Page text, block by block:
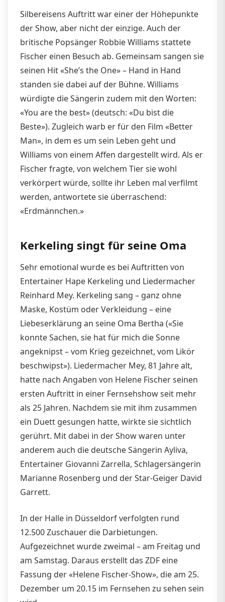
Silbereisens Auftritt war einer der Höhepunkte
der Show, aber nicht der einzige. Auch der
britische Popsänger Robbie Williams stattete
Fischer einen Besuch ab. Gemeinsam sangen sie
seinen Hit «She’s the One» – Hand in Hand
standen sie dabei auf der Bühne. Williams
würdigte die Sängerin zudem mit den Worten:
«You are the best» (deutsch: «Du bist die
Beste»). Zugleich warb er für den Film «Better
Man», in dem es um sein Leben geht und
Williams von einem Affen dargestellt wird. Als er
Fischer fragte, von welchem Tier sie wohl
verkörpert würde, sollte ihr Leben mal verfilmt
werden, antwortete sie überraschend:
«Erdmännchen.»
Kerkeling singt für seine Oma
Sehr emotional wurde es bei Auftritten von
Entertainer Hape Kerkeling und Liedermacher
Reinhard Mey. Kerkeling sang – ganz ohne
Maske, Kostüm oder Verkleidung – eine
Liebeserklärung an seine Oma Bertha («Sie
konnte Sachen, sie hat für mich die Sonne
angeknipst – vom Krieg gezeichnet, vom Likör
beschwipst»). Liedermacher Mey, 81 Jahre alt,
hatte nach Angaben von Helene Fischer seinen
ersten Auftritt in einer Fernsehshow seit mehr
als 25 Jahren. Nachdem sie mit ihm zusammen
ein Duett gesungen hatte, wirkte sie sichtlich
gerührt. Mit dabei in der Show waren unter
anderem auch die deutsche Sängerin Ayliva,
Entertainer Giovanni Zarrella, Schlagersängerin
Marianne Rosenberg und der Star-Geiger David
Garrett.
In der Halle in Düsseldorf verfolgten rund
12.500 Zuschauer die Darbietungen.
Aufgezeichnet wurde zweimal – am Freitag und
am Samstag. Daraus erstellt das ZDF eine
Fassung der «Helene Fischer-Show», die am 25.
Dezember um 20.15 im Fernsehen zu sehen sein